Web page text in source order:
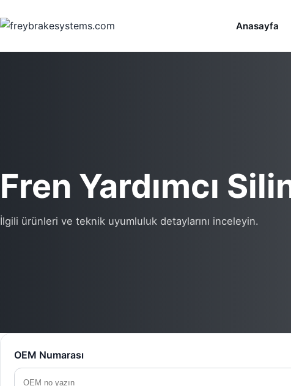
Anasayfa
Fren Yardımcı
İlgili ürünleri ve teknik uyumluluk detaylarını inceleyin.
OEM Numarası